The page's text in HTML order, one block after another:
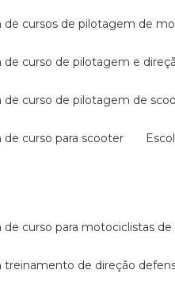
de cursos de pilotagem de
de curso de pilotagem e
de curso de pilotagem de
de curso para scooter
de curso para motociclistas
treinamento de direção